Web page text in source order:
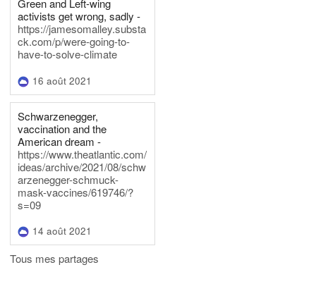
Green and Left-wing
activists get wrong, sadly -
https://jamesomalley.substa
ck.com/p/were-going-to-
have-to-solve-climate
16 août 2021
Schwarzenegger,
vaccination and the
American dream -
https://www.theatlantic.com/
ideas/archive/2021/08/schw
arzenegger-schmuck-
mask-vaccines/619746/?
s=09
14 août 2021
Tous mes partages